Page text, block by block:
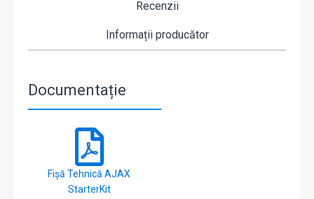
Recenzii
Informații producător
Documentație
Fișă Tehnică AJAX
StarterKit